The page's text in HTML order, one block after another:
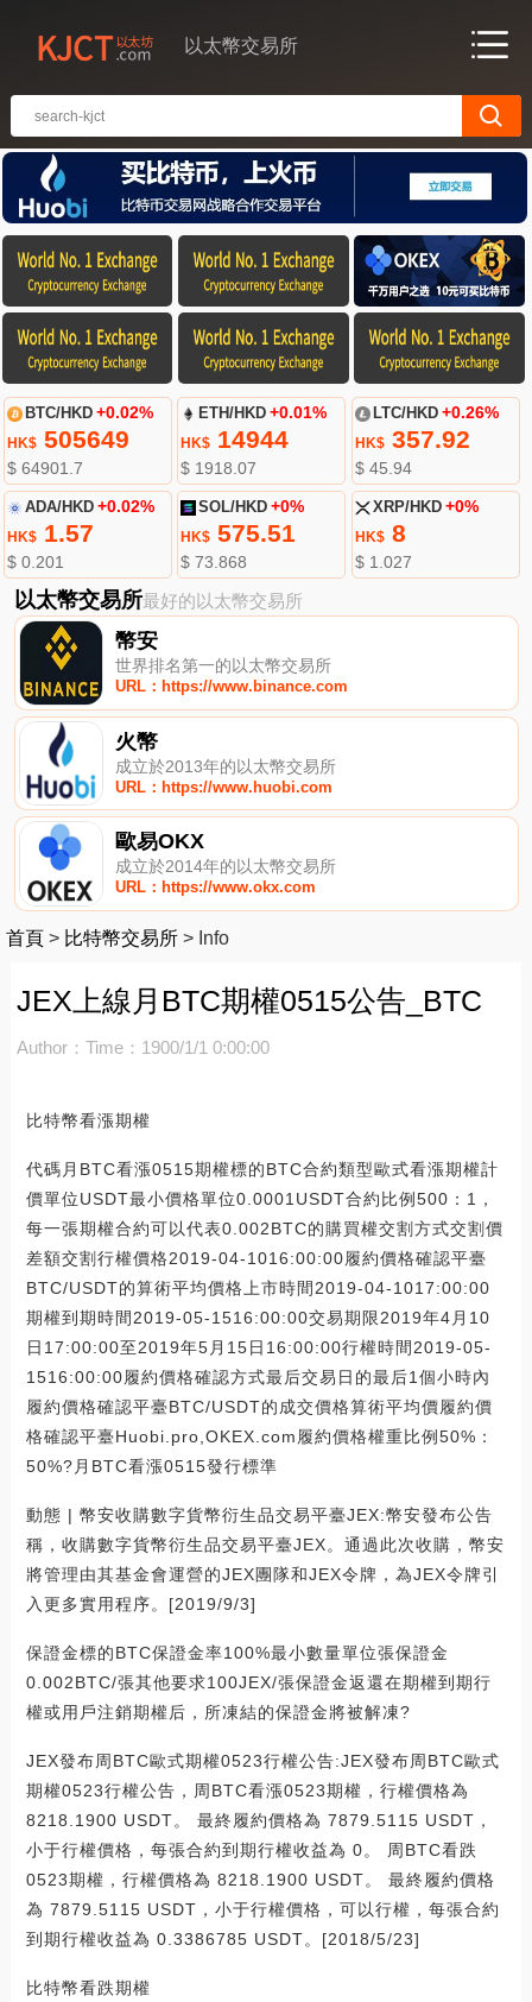
以太幣交易所
BTC/HKD +0.02%
HK$505649
$ 64901.7
ETH/HKD +0.01%
HK$ 14944
$ 1918.07
LTC/HKD +0.26%
HK$357.92
$ 45.94
ADA/HKD +0.02%
HK$1.57
$ 0.201
SOL/HKD +0%
HK$ 575.51
$ 73.868
XRP/HKD +0%
HK$8
$ 1.027
以太幣交易所最好的以太幣交易所
幣安
世界排名第一的以太幣交易所
URL：https://www.binance.com
火幣
成立於2013年的以太幣交易所
URL：https://www.huobi.com
歐易OKX
成立於2014年的以太幣交易所
URL：https://www.okx.com
首頁 > 比特幣交易所 > Info
JEX上線月BTC期權0515公告_BTC
Author： Time：1900/1/1 0:00:00
比特幣看漲期權
代碼月BTC看漲0515期權標的BTC合約類型歐式看漲期權計
價單位USDT最小價格單位0.0001USDT合約比例500：1，
每一張期權合約可以代表0.002BTC的購買權交割方式交割價
差額交割行權價格2019-04-1016:00:00履約價格確認平臺
BTC/USDT的算術平均價格上市時間2019-04-1017:00:00
期權到期時間2019-05-1516:00:00交易期限2019年4月10
日17:00:00至2019年5月15日16:00:00行權時間2019-05-
1516:00:00履約價格確認方式最后交易日的最后1個小時內
履約價格確認平臺BTC/USDT的成交價格算術平均價履約價
格確認平臺Huobi.pro,OKEX.com履約價格權重比例50%：
50%?月BTC看漲0515發行標準
動態 | 幣安收購數字貨幣衍生品交易平臺JEX:幣安發布公告
稱，收購數字貨幣衍生品交易平臺JEX。通過此次收購，幣安
將管理由其基金會運營的JEX團隊和JEX令牌，為JEX令牌引
入更多實用程序。[2019/9/3]
保證金標的BTC保證金率100%最小數量單位張保證金
0.002BTC/張其他要求100JEX/張保證金返還在期權到期行
權或用戶注銷期權后，所凍結的保證金將被解凍?
JEX發布周BTC歐式期權0523行權公告:JEX發布周BTC歐式
期權0523行權公告，周BTC看漲0523期權，行權價格為
8218.1900 USDT。 最終履約價格為 7879.5115 USDT，
小于行權價格，每張合約到期行權收益為 0。 周BTC看跌
0523期權，行權價格為 8218.1900 USDT。 最終履約價格
為 7879.5115 USDT，小于行權價格，可以行權，每張合約
到期行權收益為 0.3386785 USDT。[2018/5/23]
比特幣看跌期權